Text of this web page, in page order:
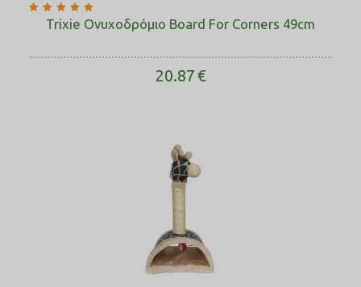
Trixie Ονυχοδρόμιο Board For Corners 49cm
20.87€